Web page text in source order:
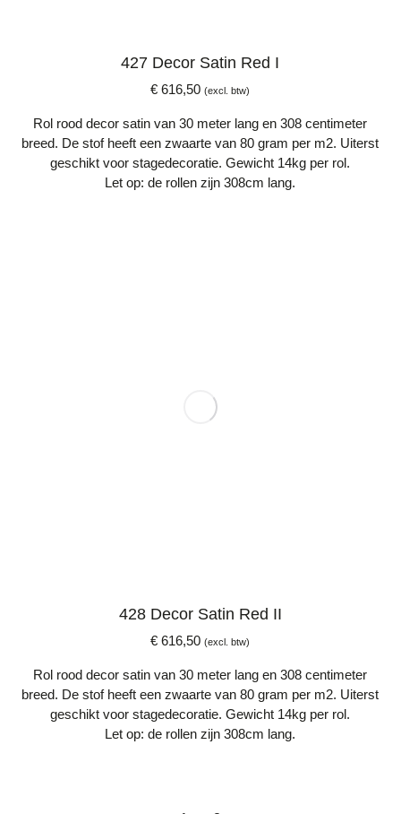
427 Decor Satin Red I
€ 616,50 (excl. btw)
Rol rood decor satin van 30 meter lang en 308 centimeter
breed. De stof heeft een zwaarte van 80 gram per m2. Uiterst
geschikt voor stagedecoratie. Gewicht 14kg per rol.
Let op: de rollen zijn 308cm lang.
428 Decor Satin Red II
€ 616,50 (excl. btw)
Rol rood decor satin van 30 meter lang en 308 centimeter
breed. De stof heeft een zwaarte van 80 gram per m2. Uiterst
geschikt voor stagedecoratie. Gewicht 14kg per rol.
Let op: de rollen zijn 308cm lang.